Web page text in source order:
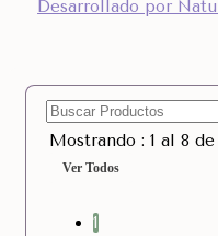
Desarrollado por
Mostrando : 1 al 8
Ver Todos
1